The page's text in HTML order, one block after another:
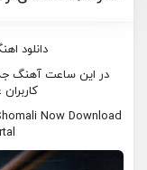
دانلود
در این ساعت آهنگ
Now Download